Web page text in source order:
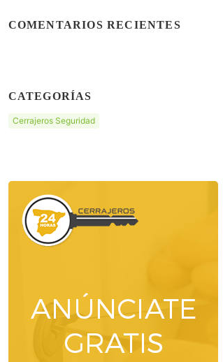
COMENTARIOS RECIENTES
CATEGORÍAS
Cerrajeros Seguridad